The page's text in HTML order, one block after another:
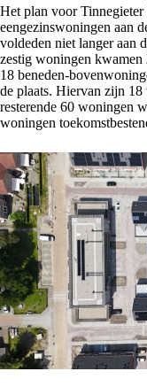
Het plan voor
eengezinswoningen aan
voldeden niet langer aan
zestig woningen kwamen
18 beneden-
de plaats. Hiervan zijn
resterende 60 woningen
woningen